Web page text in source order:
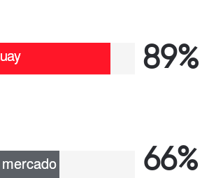
89%
66%